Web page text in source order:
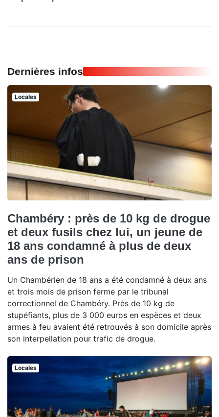
Dernières infos
Locales
Chambéry : près de 10 kg de drogue
et deux fusils chez lui, un jeune de
18 ans condamné à plus de deux
ans de prison
Un Chambérien de 18 ans a été condamné à deux ans
et trois mois de prison ferme par le tribunal
correctionnel de Chambéry. Près de 10 kg de
stupéfiants, plus de 3 000 euros en espèces et deux
armes à feu avaient été retrouvés à son domicile après
son interpellation pour trafic de drogue.
Locales